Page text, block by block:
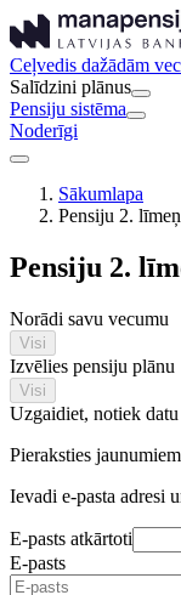
Ceļvedis dažādām
Salīdzini plānus
Pensiju sistēma
Noderīgi
Sākumlapa
Pensiju 2.
Pensiju 2.
Norādi savu vecumu
Visi
Izvēlies pensiju plānu
Visi
Uzgaidiet, notiek
Pieraksties jaunumiem
Ievadi e-pasta adresi
E-pasts atkārtoti
E-pasts